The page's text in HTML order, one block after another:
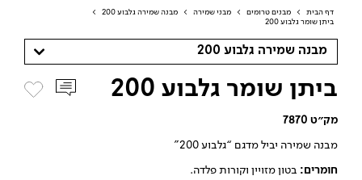
דף הבית > מבנים טרומים > מבני שמירה > מבנה שמירה גלבוע 200
>
ביתן שומר גלבוע 200
מבנה שמירה גלבוע 200
ביתן שומר גלבוע 200
מק״ט 7870
מבנה שמירה יביל מדגם “גלבוע 200”
חומרים: בטון מזויין וקורות פלדה.